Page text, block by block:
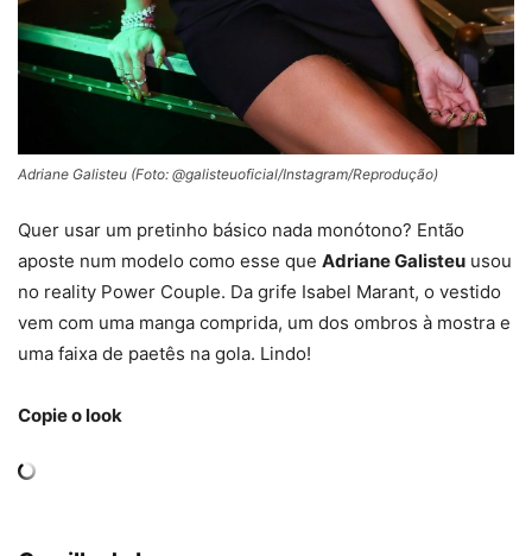
Adriane Galisteu (Foto: @galisteuoficial/Instagram/Reprodução)
Quer usar um pretinho básico nada monótono? Então
aposte num modelo como esse que Adriane Galisteu usou
no reality Power Couple. Da grife Isabel Marant, o vestido
vem com uma manga comprida, um dos ombros à mostra e
uma faixa de paetês na gola. Lindo!
Copie o look